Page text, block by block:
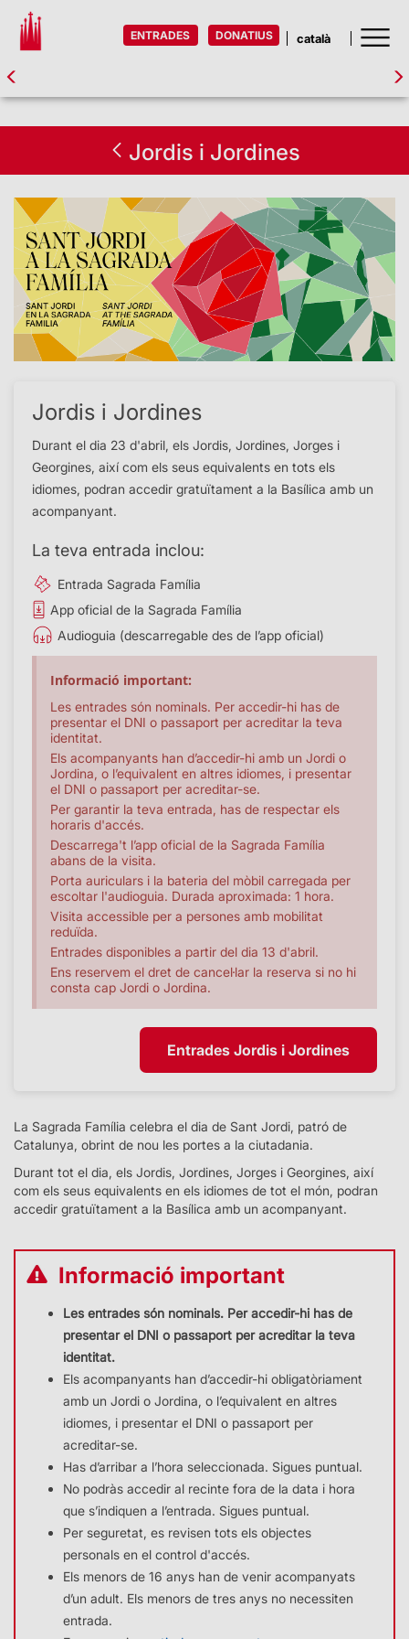
ENTRADES DONATIUS
Jordis i Jordines
Jordis i Jordines
Durant el dia 23 d'abril, els Jordis, Jordines, Jorges i
Georgines, així com els seus equivalents en tots els
idiomes, podran accedir gratuïtament a la Basílica amb un
acompanyant.
La teva entrada inclou:
Entrada Sagrada Família
App oficial de la Sagrada Família
Audioguia (descarregable des de l’app oficial)
Informació important:
Les entrades són nominals. Per accedir-hi has de
presentar el DNI o passaport per acreditar la teva
identitat.
Els acompanyants han d’accedir-hi amb un Jordi o
Jordina, o l’equivalent en altres idiomes, i presentar
el DNI o passaport per acreditar-se.
Per garantir la teva entrada, has de respectar els
horaris d'accés.
Descarrega't l’app oficial de la Sagrada Família
abans de la visita.
Porta auriculars i la bateria del mòbil carregada per
escoltar l'audioguia. Durada aproximada: 1 hora.
Visita accessible per a persones amb mobilitat
reduïda.
Entrades disponibles a partir del dia 13 d'abril.
Ens reservem el dret de cancel·lar la reserva si no hi
consta cap Jordi o Jordina.
Entrades Jordis i Jordines
La Sagrada Família celebra el dia de Sant Jordi, patró de
Catalunya, obrint de nou les portes a la ciutadania.
Durant tot el dia, els Jordis, Jordines, Jorges i Georgines, així
com els seus equivalents en els idiomes de tot el món, podran
accedir gratuïtament a la Basílica amb un acompanyant.
Informació important
Les entrades són nominals. Per accedir-hi has de
presentar el DNI o passaport per acreditar la teva
identitat.
Els acompanyants han d’accedir-hi obligatòriament
amb un Jordi o Jordina , o l’equivalent en altres
idiomes, i presentar el DNI o passaport per
acreditar-se.
Has d’arribar a l’hora seleccionada. Sigues puntual.
No podràs accedir al recinte fora de la data i hora
que s’indiquen a l’entrada. Sigues puntual.
Per seguretat, es revisen tots els objectes
personals en el control d'accés.
Els menors de 16 anys han de venir acompanyats
d’un adult. Els menors de tres anys no necessiten
entrada.